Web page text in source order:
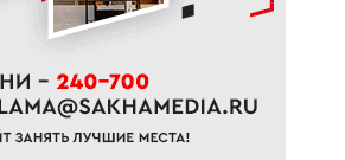
33 цветка с клумбы в центре
Якутска
«Здесь нет типовых задач»:
начальник стройплощадки
«Полюс Строя» Евгений